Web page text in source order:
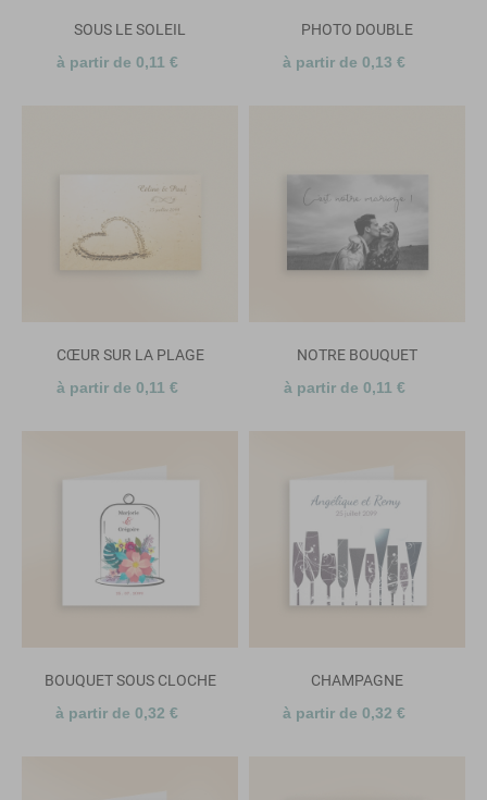
SOUS LE SOLEIL
à partir de 0,11 €
PHOTO DOUBLE
à partir de 0,13 €
CŒUR SUR LA PLAGE
à partir de 0,11 €
NOTRE BOUQUET
à partir de 0,11 €
BOUQUET SOUS CLOCHE
à partir de 0,32 €
CHAMPAGNE
à partir de 0,32 €